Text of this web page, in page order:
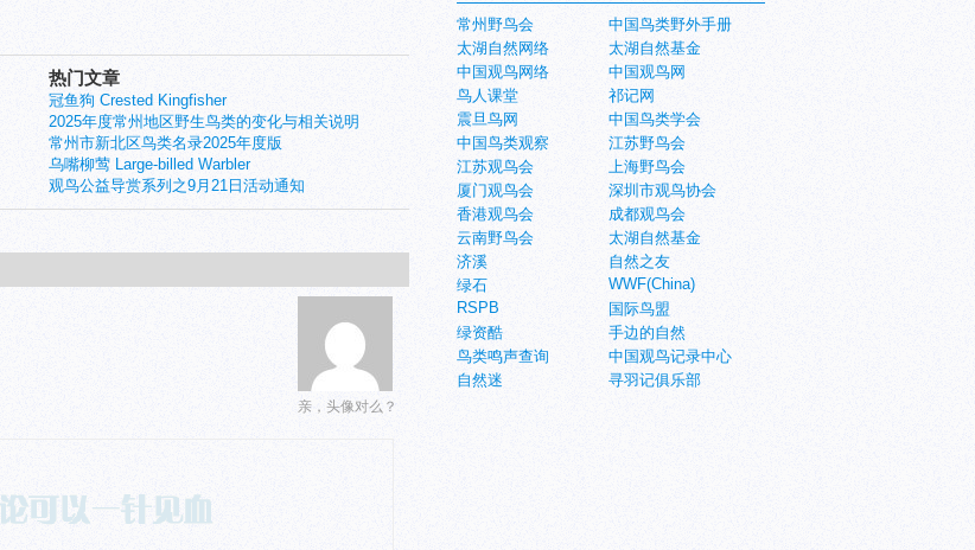
热门文章
冠鱼狗 Crested Kingfisher
2025年度常州地区野生鸟类的变化与相关说明
常州市新北区鸟类名录2025年度版
乌嘴柳莺 Large-billed Warbler
观鸟公益导赏系列之9月21日活动通知
亲，头像对么？
常州野鸟会
中国鸟类野外手册
太湖自然网络
太湖自然基金
中国观鸟网络
中国观鸟网
鸟人课堂
祁记网
震旦鸟网
中国鸟类学会
中国鸟类观察
江苏野鸟会
江苏观鸟会
上海野鸟会
厦门观鸟会
深圳市观鸟协会
香港观鸟会
成都观鸟会
云南野鸟会
太湖自然基金
济溪
自然之友
绿石
WWF(China)
RSPB
国际鸟盟
绿资酷
手边的自然
鸟类鸣声查询
中国观鸟记录中心
自然迷
寻羽记俱乐部